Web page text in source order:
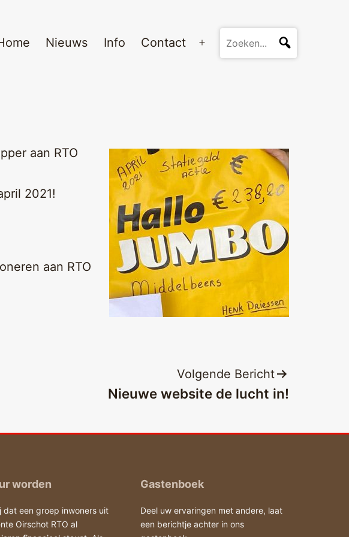
Nieuws Info Contact
Open
menu
aan RTO
2021!
aan RTO
Volgende Bericht
Nieuwe website de lucht in!
worden
dat een groep inwoners uit
Oirschot RTO al
Gastenboek
Deel uw ervaringen met andere, laat
een berichtje achter in ons